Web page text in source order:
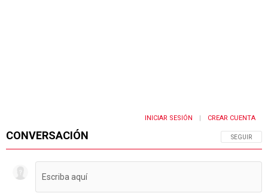
CONVERSACIÓN SIGA ESTA
SEGUIR
INICIAR SESIÓN CREAR CUENTA